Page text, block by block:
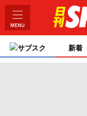
サブスク 新着